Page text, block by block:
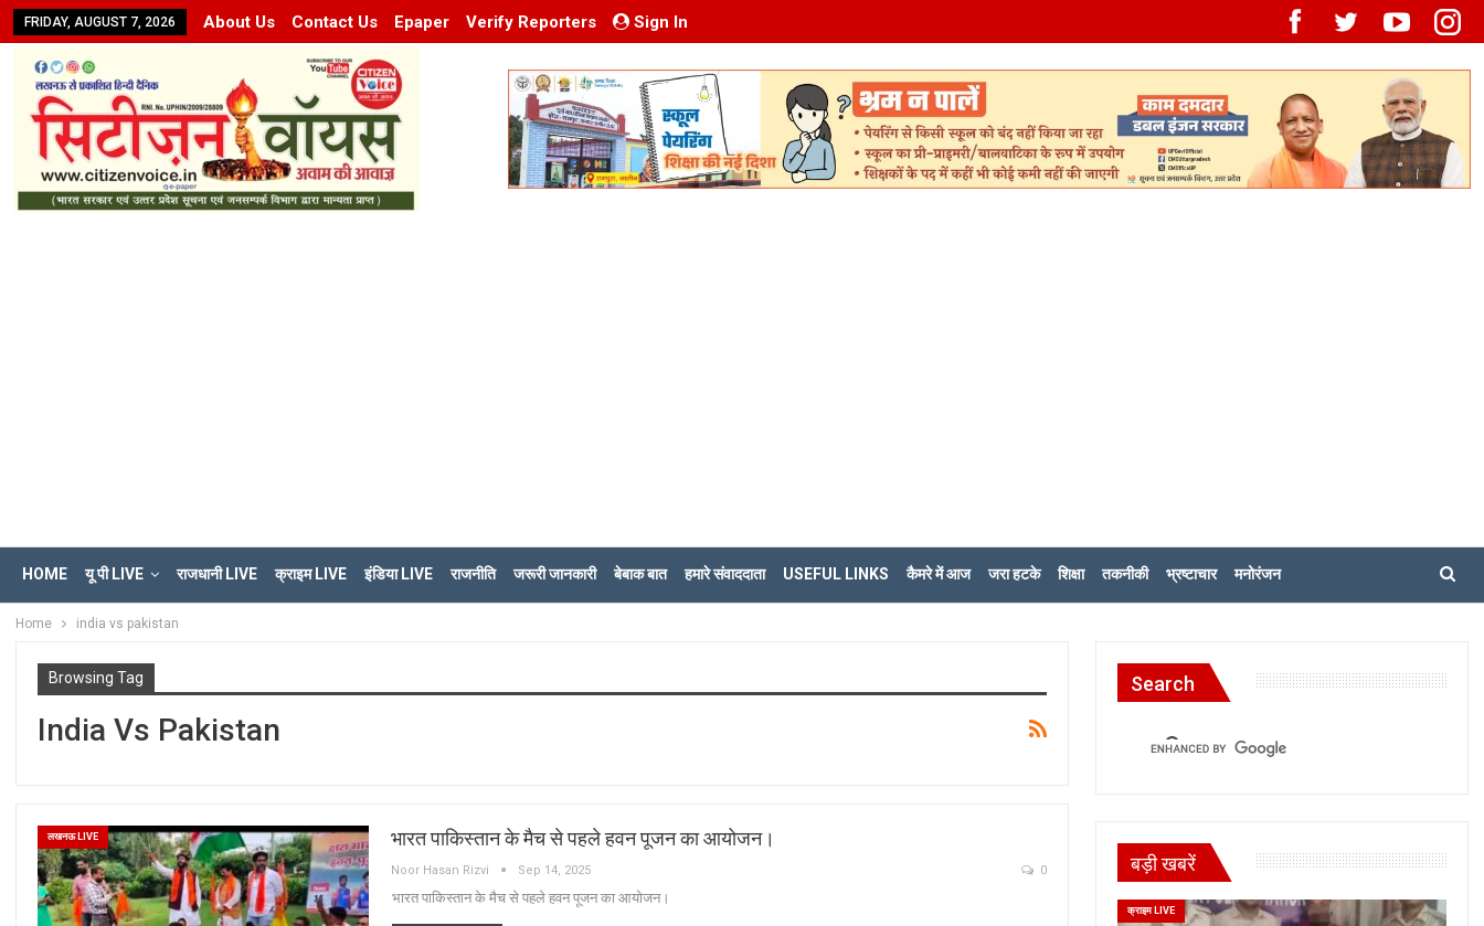
FRIDAY, AUGUST 7, 2026 About Us Contact Us Epaper Verify Reporters Sign In
HOME यू पी LIVE राजधानी LIVE क्राइम LIVE इंडिया LIVE राजनीति जरूरी जानकारी बेबाक बात हमारे संवाददाता USEFUL LINKS कैमरे में आज जरा हटके शिक्षा तकनीकी भ्रष्टाचार मनोरंजन
Home india vs pakistan
Browsing Tag
India Vs Pakistan
लखनऊ LIVE भारत पाकिस्तान के मैच से पहले हवन पूजन का आयोजन।
Noor Hasan Rizvi Sep 14, 2025 0
भारत पाकिस्तान के मैच से पहले हवन पूजन का आयोजन।
Search
बड़ी खबरें
क्राइम LIVE